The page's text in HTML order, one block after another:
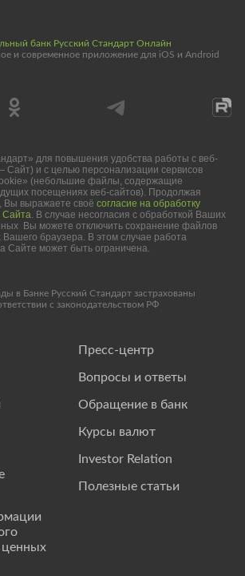
ценных
Пресс-центр
Вопросы и ответы
Обращение в банк
Курсы валют
Investor Relation
Полезные статьи
банк Русский Стандарт Онлайн
и современное приложение для iOS и Android
для повышения удобства работы с веб-
Сайт) и с целью персонализации сервисов
(небольшие файлы, содержащие
посещениях веб-сайтов). Продолжая
Вы выражаете своё согласие на обработку
Сайта. В случае несогласия с обработкой Ваших
Вы можете отключить сохранение файлов
Вашего браузера. В этом случае работа
Сайте может быть ограничена.
в Банке Русский Стандарт застрахованы
с законодательством РФ